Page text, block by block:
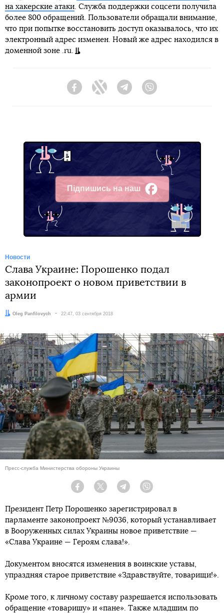
на хакерские атаки . Служба поддержки соцсети получила
более 800 обращений. Пользователи обращали внимание,
что при попытке восстановить доступ оказывалось, что их
электронный адрес изменен. Новый же адрес находился в
доменной зоне .ru.
FacebookTwitter Telegram
Підпишись на наш
Facebook
Новости
Слава Украине: Порошенко подал
законопроект о новом приветствии в
армии
Автор:
Oleg Panfilovych Дата:
22:47, 03 сентября 2018
Пресс-служба Министерства обороны Украины
Facebook Twitter Telegram
Президент Петр Порошенко зарегистрировал в
парламенте законопроект №9036, который устанавливает
в Вооруженных силах Украины новое приветствие —
«Слава Украине — Героям слава!».
Документом вносятся изменения в воинские уставы,
упраздняя старое приветствие «Здравствуйте, товарищи!».
Кроме того, к личному составу разрешается использовать
обращение «товаришу» и «пане». Также младшим по